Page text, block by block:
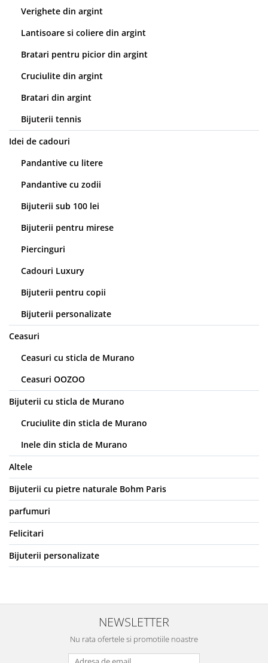
Verighete din argint
Lantisoare si coliere din argint
Bratari pentru picior din argint
Cruciulite din argint
Bratari din argint
Bijuterii tennis
Idei de cadouri
Pandantive cu litere
Pandantive cu zodii
Bijuterii sub 100 lei
Bijuterii pentru mirese
Piercinguri
Cadouri Luxury
Bijuterii pentru copii
Bijuterii personalizate
Ceasuri
Ceasuri cu sticla de Murano
Ceasuri OOZOO
Bijuterii cu sticla de Murano
Cruciulite din sticla de Murano
Inele din sticla de Murano
Altele
Bijuterii cu pietre naturale Bohm Paris
parfumuri
Felicitari
Bijuterii personalizate
NEWSLETTER
Nu rata ofertele si promotiile noastre